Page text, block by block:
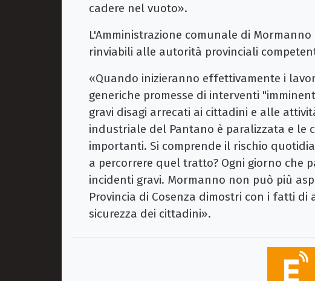
cadere nel vuoto».
L'Amministrazione comunale di
rinviabili alle autorità provinciali
«Quando inizieranno effettivamente i
generiche promesse di interventi
gravi disagi arrecati ai cittadini e alle
industriale del Pantano è paralizzata e le
importanti. Si comprende il rischio
a percorrere quel tratto? Ogni giorno che
incidenti gravi. Mormanno non può più
Provincia di Cosenza dimostri con i fatti di
sicurezza dei cittadini».